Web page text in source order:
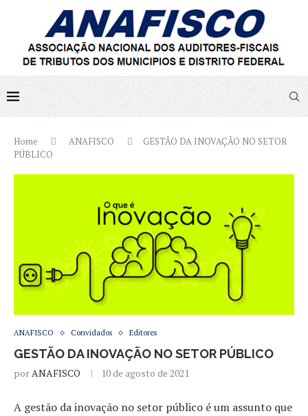
Home ANAFISCO
GESTÃO DA INOVAÇÃO NO SETOR
PÚBLICO
ANAFISCO Convidados Editores
GESTÃO DA INOVAÇÃO NO SETOR PÚBLICO
porANAFISCO 10 de agosto de 2021
A gestão da inovação no setor público é um assunto que